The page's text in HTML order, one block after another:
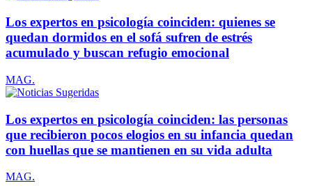
Los expertos en psicología coinciden: quienes se
quedan dormidos en el sofá sufren de estrés
acumulado y buscan refugio emocional
MAG.
Los expertos en psicología coinciden: las personas
que recibieron pocos elogios en su infancia quedan
con huellas que se mantienen en su vida adulta
MAG.